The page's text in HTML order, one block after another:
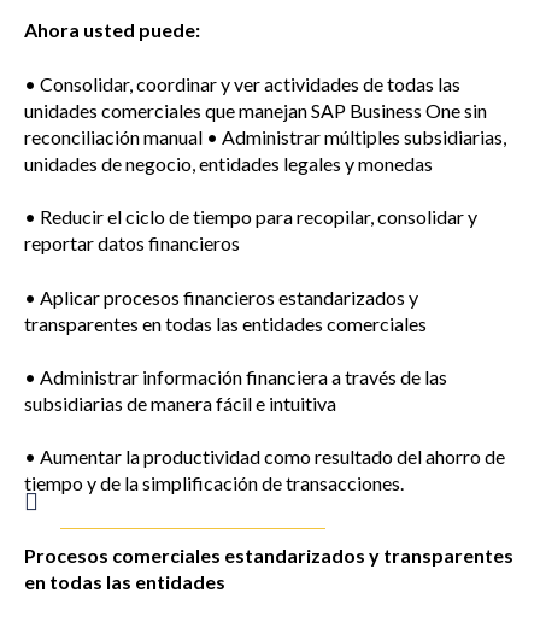
Ahora usted puede:
• Consolidar, coordinar y ver actividades de todas las
unidades comerciales que manejan SAP Business One sin
reconciliación manual • Administrar múltiples subsidiarias,
unidades de negocio, entidades legales y monedas
• Reducir el ciclo de tiempo para recopilar, consolidar y
reportar datos financieros
• Aplicar procesos financieros estandarizados y
transparentes en todas las entidades comerciales
• Administrar información financiera a través de las
subsidiarias de manera fácil e intuitiva
• Aumentar la productividad como resultado del ahorro de
tiempo y de la simplificación de transacciones.
Procesos comerciales estandarizados y transparentes
en todas las entidades